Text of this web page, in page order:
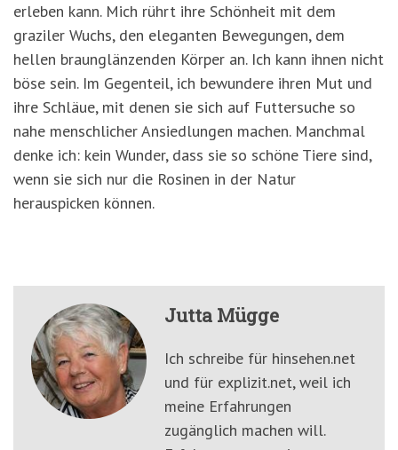
erleben kann. Mich rührt ihre Schönheit mit dem
graziler Wuchs, den eleganten Bewegungen, dem
hellen braunglänzenden Körper an. Ich kann ihnen nicht
böse sein. Im Gegenteil, ich bewundere ihren Mut und
ihre Schläue, mit denen sie sich auf Futtersuche so
nahe menschlicher Ansiedlungen machen. Manchmal
denke ich: kein Wunder, dass sie so schöne Tiere sind,
wenn sie sich nur die Rosinen in der Natur
herauspicken können.
Jutta Mügge
Ich schreibe für hinsehen.net
und für explizit.net, weil ich
meine Erfahrungen
zugänglich machen will.